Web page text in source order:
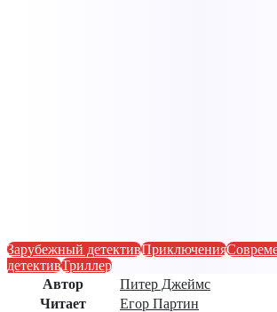
Зарубежный детективПриключения
детективТриллер
Автор
Питер Джеймс
Читает
Егор Партин